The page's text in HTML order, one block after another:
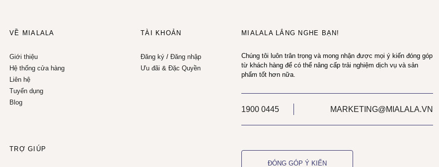
VỀ MIALALA
Giới thiệu
Hệ thống cửa hàng
Liên hệ
Tuyển dụng
Blog
TÀI KHOẢN
Đăng ký/ Đăng nhập
Ưu đãi & Đặc Quyền
TRỢ GIÚP
MIALALA LẮNG NGHE BẠN!
Chúng tôi luôn trân trọng và mong nhận được mọi ý kiến đóng góp
từ khách hàng để có thể nâng cấp trải nghiệm dịch vụ và sản
phẩm tốt hơn nữa.
1900 0445 MARKETING@MIALALA.VN
ĐÓNG GÓP Ý KIẾN